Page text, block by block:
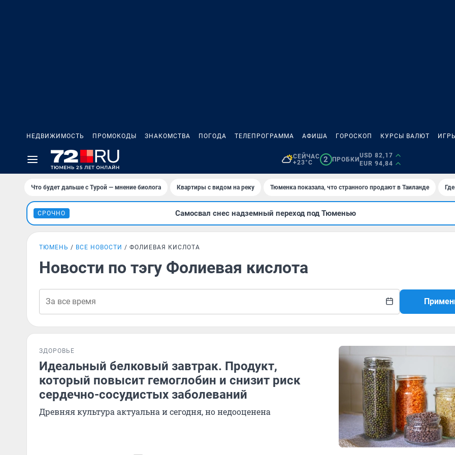
НЕДВИЖИМОСТЬ ПРОМОКОДЫ ЗНАКОМСТВА ПОГОДА ТЕЛЕПРОГРАММА АФИША ГОРОСКОП КУРСЫ ВАЛЮТ
СЕЙЧАС
+23°C
2 ПРОБКИ
USD 82,17
EUR 94,84
Что будет дальше с Турой — мнение биолога Квартиры с видом на реку Тюменка показала, что странного продают в Таиланде
СРОЧНО Самосвал снес надземный переход под Тюменью
ТЮМЕНЬ ВСЕ НОВОСТИ ФОЛИЕВАЯ КИСЛОТА
Новости по тэгу Фолиевая кислота
ЗДОРОВЬЕ
Идеальный белковый завтрак. Продукт,
который повысит гемоглобин и снизит риск
сердечно-сосудистых заболеваний
Древняя культура актуальна и сегодня, но недооценена